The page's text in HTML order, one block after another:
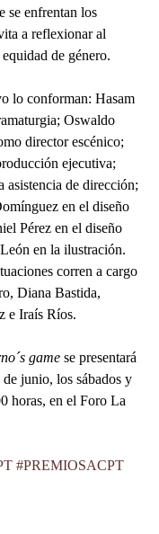
se enfrentan los
a reflexionar al
de género.
Oswaldo
director escénico;
ejecutiva;
asistencia de dirección;
en el diseño
Pérez en el diseño
en la ilustración.
corren a cargo
Diana Bastida,
e Iraís Ríos.
game
se presentará
junio, los sábados y
horas, en el Foro La
#PREMIOSACPT